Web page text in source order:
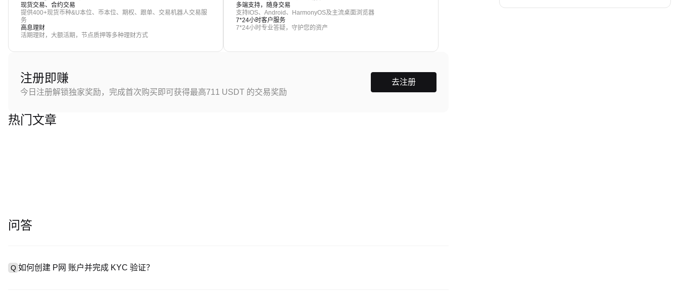
现货交易、合约交易
提供400+现货币种&U本位、币本位、期权、跟单、交易机器人交易服
务
高息理财
活期理财，大额活期，节点质押等多种理财方式
多端支持，随身交易
支持IOS、Android、HarmonyOS及主流桌面浏览器
7*24小时客户服务
7*24小时专业答疑，守护您的资产
注册即赚
今日注册解锁独家奖励，完成首次购买即可获得最高711 USDT 的交易奖励
去注册
热门文章
问答
Q 如何创建 P网 账户并完成 KYC 验证？